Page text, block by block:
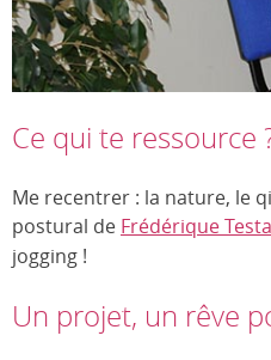
Ce qui te ressource
Me recentrer : la nature, le
postural de Frédérique Testa
jogging !
Un projet, un rêve